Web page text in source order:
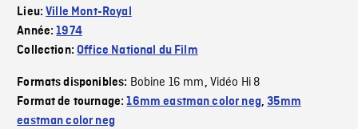
Lieu:Ville Mont-Royal
Année:1974
Collection:Office National du Film
Formats disponibles: Bobine 16 mm, Vidéo Hi 8
Format de tournage:16mm eastman color neg,35mm
eastman color neg